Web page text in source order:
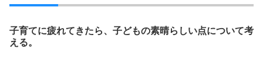
子育てに疲れてきたら、子どもの素晴らしい点について考
える。